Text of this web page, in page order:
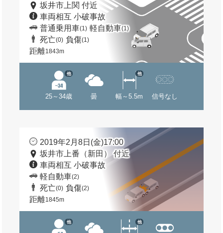
坂井市上関 付近
車両相互 小破事故
普通乗用車(1) 軽自動車(1)
死亡(0) 負傷(1)
距離1843m
25～34歳
他
曇 幅～5.5m
他
信号なし
2019年2月8日(金)17:00
坂井市上番（新田） 付近
車両相互 小破事故
軽自動車(2)
死亡(0) 負傷(2)
距離1845m
他 他